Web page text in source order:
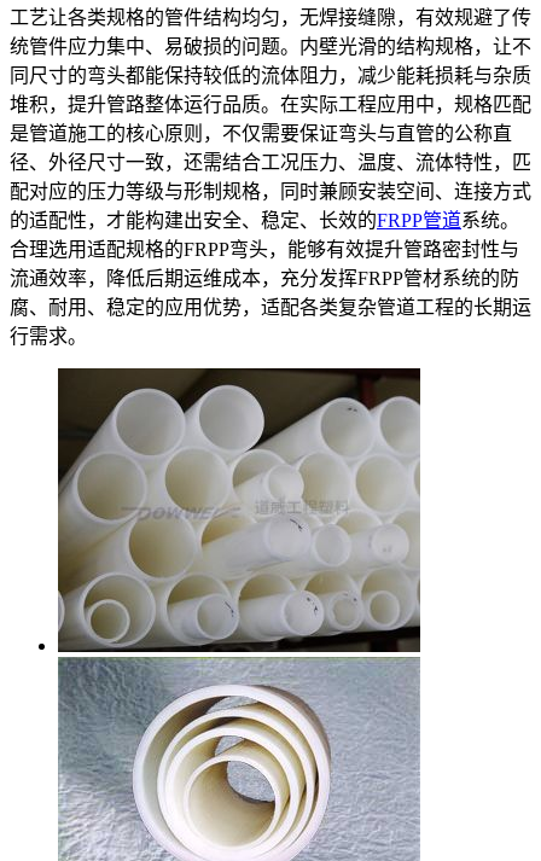
工艺让各类规格的管件结构均匀，无焊接缝隙，有效规避了传
统管件应力集中、易破损的问题。内壁光滑的结构规格，让不
同尺寸的弯头都能保持较低的流体阻力，减少能耗损耗与杂质
堆积，提升管路整体运行品质。在实际工程应用中，规格匹配
是管道施工的核心原则，不仅需要保证弯头与直管的公称直
径、外径尺寸一致，还需结合工况压力、温度、流体特性，匹
配对应的压力等级与形制规格，同时兼顾安装空间、连接方式
的适配性，才能构建出安全、稳定、长效的FRPP管道系统。
合理选用适配规格的FRPP弯头，能够有效提升管路密封性与
流通效率，降低后期运维成本，充分发挥FRPP管材系统的防
腐、耐用、稳定的应用优势，适配各类复杂管道工程的长期运
行需求。